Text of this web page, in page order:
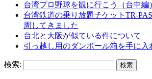
台湾プロ野球を観に行こう（台中編
台湾鉄道の乗り放題チケットTR-
周してきました
台北と大阪が似ている件について
引っ越し用のダンボール箱を手に入
検索: